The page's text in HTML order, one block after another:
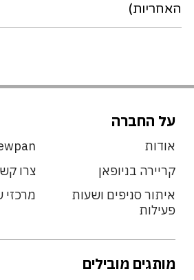
האחריות)
על החברה
אודות
קריירה בניופאן
צרו
איתור סניפים ושעות
פעילות
מרכזי
מותגים מובילים